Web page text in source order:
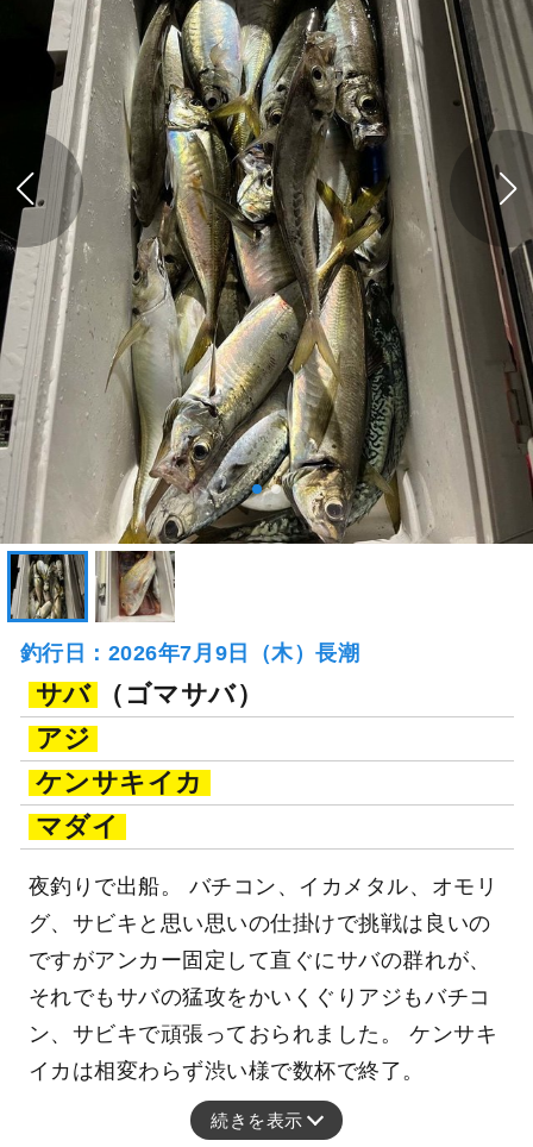
釣行日：2026年7月9日（木）長潮
サバ
（ゴマサバ）
アジ
ケンサキイカ
マダイ
夜釣りで出船。 バチコン、イカメタル、オモリ
グ、サビキと思い思いの仕掛けで挑戦は良いの
ですがアンカー固定して直ぐにサバの群れが、
それでもサバの猛攻をかいくぐりアジもバチコ
ン、サビキで頑張っておられました。 ケンサキ
イカは相変わらず渋い様で数杯で終了。
続きを表示